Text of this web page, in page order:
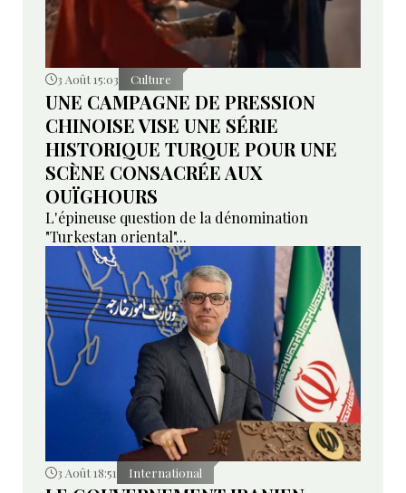
3 Août 15:03 Culture
UNE CAMPAGNE DE PRESSION
CHINOISE VISE UNE SÉRIE
HISTORIQUE TURQUE POUR UNE
SCÈNE CONSACRÉE AUX
OUÏGHOURS
L'épineuse question de la dénomination
"Turkestan oriental"...
3 Août 18:51 International